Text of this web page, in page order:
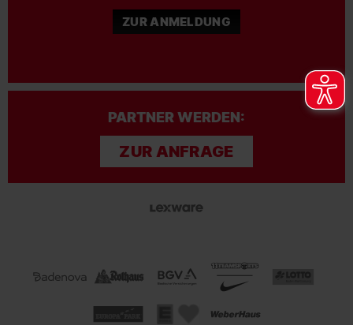
ZUR ANMELDUNG
PARTNER WERDEN:
ZUR ANFRAGE